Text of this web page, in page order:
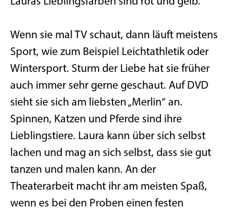
Wenn sie mal TV schaut, dann läuft meistens
Sport, wie zum Beispiel Leichtathletik oder
Wintersport. Sturm der Liebe hat sie früher
auch immer sehr gerne geschaut. Auf DVD
sieht sie sich am liebsten „Merlin“ an.
Spinnen, Katzen und Pferde sind ihre
Lieblingstiere. Laura kann über sich selbst
lachen und mag an sich selbst, dass sie gut
tanzen und malen kann. An der
Theaterarbeit macht ihr am meisten Spaß,
wenn es bei den Proben einen festen